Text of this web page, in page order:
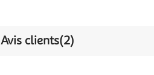
Avis clients(2)